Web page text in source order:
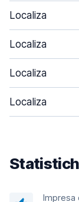
Localiza
Localiza
Localiza
Localiza
Impresa